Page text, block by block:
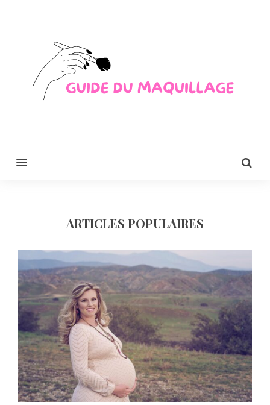
MENU
ARTICLES POPULAIRES